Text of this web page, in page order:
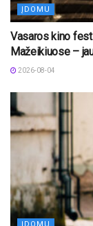
ĮDOMU
Vasaros kino
Mažeikiuose –
2026-08-04
ĮDOMU